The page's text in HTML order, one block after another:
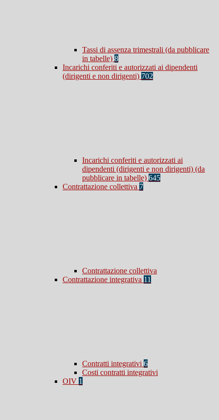
Tassi di assenza trimestrali (da pubblicare
in tabelle) 8
Incarichi conferiti e autorizzati ai dipendenti
(dirigenti e non dirigenti) 702
Incarichi conferiti e autorizzati ai
dipendenti (dirigenti e non dirigenti) (da
pubblicare in tabelle) 645
Contrattazione collettiva 7
Contrattazione collettiva
Contrattazione integrativa 11
Contratti integrativi 6
Costi contratti integrativi
OIV 1